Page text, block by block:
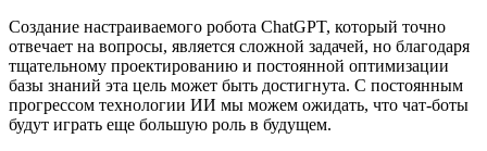
Создание настраиваемого робота ChatGPT, который точно
отвечает на вопросы, является сложной задачей, но благодаря
тщательному проектированию и постоянной оптимизации
базы знаний эта цель может быть достигнута. С постоянным
прогрессом технологии ИИ мы можем ожидать, что чат-боты
будут играть еще большую роль в будущем.